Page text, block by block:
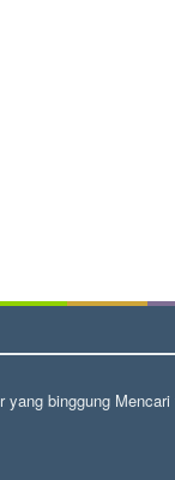
binggung